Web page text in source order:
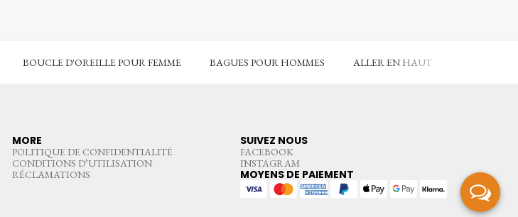
BOUCLE D'OREILLE POUR FEMME BAGUES POUR HOMMES ALLER EN HAUT
MORE
POLITIQUE DE CONFIDENTIALITÉ
CONDITIONS D’UTILISATION
RÉCLAMATIONS
SUIVEZ NOUS
FACEBOOK
INSTAGRAM
MOYENS DE PAIEMENT